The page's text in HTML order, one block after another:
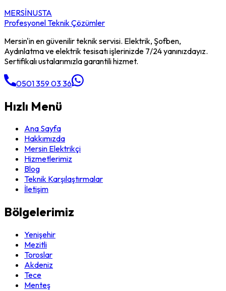
MERSİNUSTA
Profesyonel Teknik Çözümler
Mersin'in en güvenilir teknik servisi. Elektrik, Şofben,
Aydınlatma ve elektrik tesisatı işlerinizde 7/24 yanınızdayız.
Sertifikalı ustalarımızla garantili hizmet.
0501 359 03 36
Hızlı Menü
Ana Sayfa
Hakkımızda
Mersin Elektrikçi
Hizmetlerimiz
Blog
Teknik Karşılaştırmalar
İletişim
Bölgelerimiz
Yenişehir
Mezitli
Toroslar
Akdeniz
Tece
Menteş